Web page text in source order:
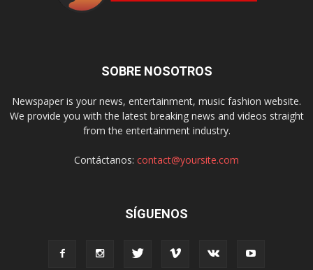
SOBRE NOSOTROS
Newspaper is your news, entertainment, music fashion website.
We provide you with the latest breaking news and videos straight
from the entertainment industry.
Contáctanos: contact@yoursite.com
SÍGUENOS